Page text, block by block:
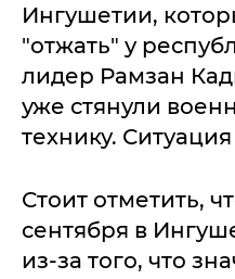
Ингушетии,
"отжать" у
лидер Рамзан
уже стянули
технику.
Стоит отметить,
сентября в
из-за того, что